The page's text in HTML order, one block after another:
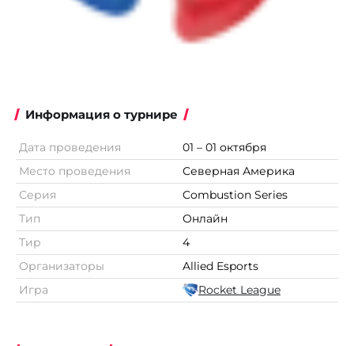
Информация о турнире
Дата проведения
01 – 01 октября
Место проведения
Северная Америка
Серия
Combustion Series
Тип
Онлайн
Тир
4
Организаторы
Allied Esports
Игра
Rocket League